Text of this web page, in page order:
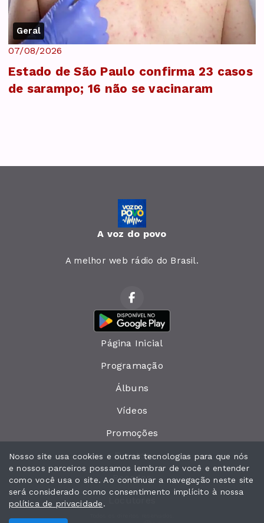
Geral
07/08/2026
Estado de São Paulo confirma 23 casos
de sarampo; 16 não se vacinaram
A voz do povo
A melhor web rádio do Brasil.
Página Inicial
Programação
Álbuns
Vídeos
Promoções
Eventos
Recados
Nosso site usa cookies e outras tecnologias para que nós
e nossos parceiros possamos lembrar de você e entender
como você usa o site. Ao continuar a navegação neste site
será considerado como consentimento implícito à nossa
política de privacidade.